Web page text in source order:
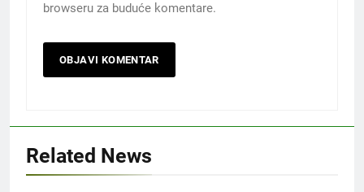
browseru za buduće komentare.
Related News